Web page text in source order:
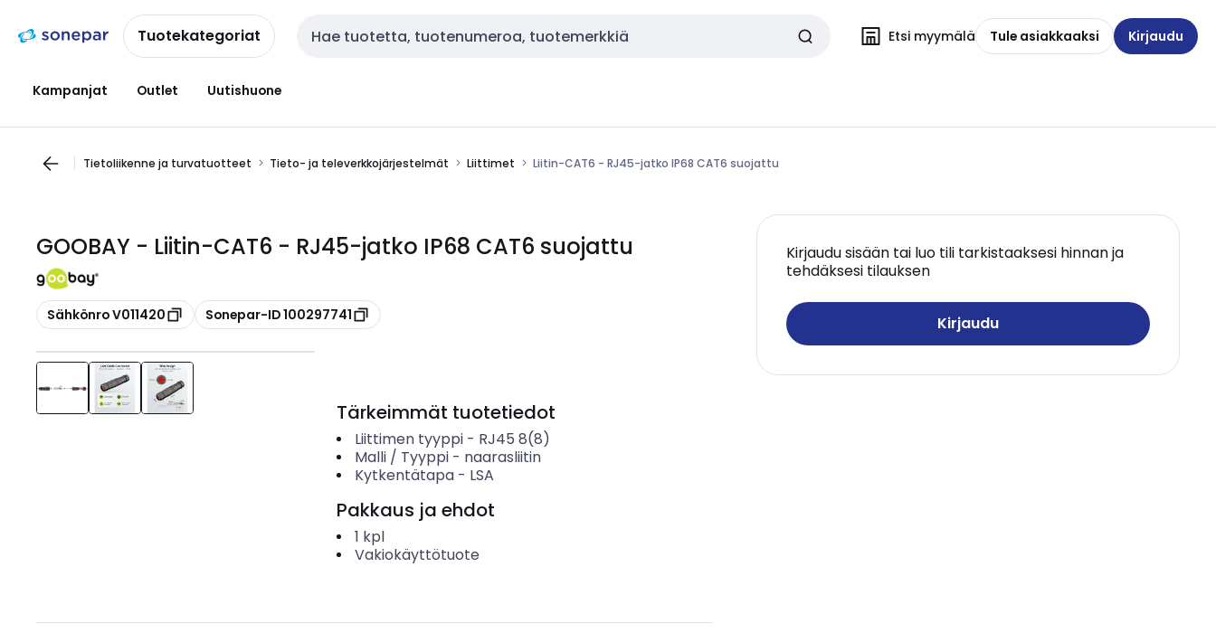
navigointiinsisältöönTuotekategoriat Haku Etsi myymälä Tule asiakkaaksi Kirjaudu
Kampanjat Outlet Uutishuone
Tietoliikenne ja turvatuotteet Tieto- ja televerkkojärjestelmät Liittimet Liitin-CAT6 - RJ45-jatko IP68 CAT6 suojattu
GOOBAY - Liitin-CAT6 - RJ45-jatko IP68 CAT6 suojattu
Kopioi
Sähkönro V011420 Kopioi
Sonepar-ID 100297741
Kirjaudu sisään tai luo tili tarkistaaksesi hinnan ja
tehdäksesi tilauksen
Kirjaudu
Tärkeimmät tuotetiedot
Liittimen tyyppi- RJ45 8(8)
Malli / Tyyppi- naarasliitin
Kytkentätapa- LSA
Pakkaus ja ehdot
1 kpl
Vakiokäyttötuote